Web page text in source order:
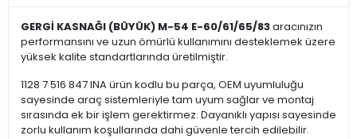
GERGİ KASNAĞI (BÜYÜK) M-54 E-60/61/65/83aracınızın
performansını ve uzun ömürlü kullanımını desteklemek üzere
yüksek kalite standartlarında üretilmiştir.
1128 7 516 847 INA ürün kodlu bu parça, OEM uyumluluğu
sayesinde araç sistemleriyle tam uyum sağlar ve montaj
sırasında ek bir işlem gerektirmez. Dayanıklı yapısı sayesinde
zorlu kullanım koşullarında dahi güvenle tercih edilebilir.